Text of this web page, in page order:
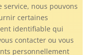
service, nous pouvons
certaines
identifiable qui
contacter ou vous
personnellement